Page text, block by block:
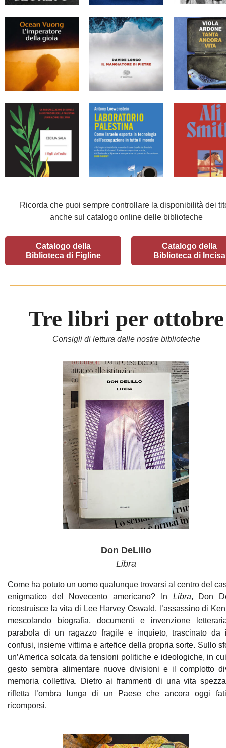
Ricorda che puoi sempre controllare la disponibilità dei
anche sul catalogo online delle biblioteche
Catalogo della
Biblioteca di Figline
Catalogo della
Biblioteca di Incisa
Tre libri per ottobre
Consigli di lettura dalle nostre biblioteche
Don DeLillo
Libra
Come ha potuto un uomo qualunque trovarsi al centro del
enigmatico del Novecento americano? In Libra, Don
ricostruisce la vita di Lee Harvey Oswald, l’assassino di
mescolando biografia, documenti e invenzione
parabola di un ragazzo fragile e inquieto, trascinato da
confusi, insieme vittima e artefice della propria sorte. Sullo
un’America solcata da tensioni politiche e ideologiche, in
gesto sembra alimentare nuove divisioni e il complotto
memoria collettiva. Dietro ai frammenti di una vita
rifletta l’ombra lunga di un Paese che ancora oggi
ricomporsi.